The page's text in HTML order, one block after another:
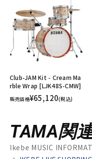
Club-JAM Kit - Cream Ma
rble Wrap [LJK48S-CMW]
販売価格¥65,120(税込)
TAMA関
Ikebe MUSIC